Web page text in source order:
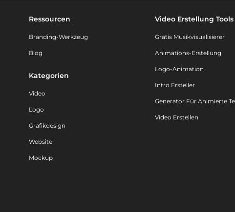
Ressourcen
Branding-Werkzeug
Blog
Kategorien
Video
Logo
Grafikdesign
Website
Mockup
Video Erstellung Tools
Gratis Musikvisualisierer
Animations-Erstellung
Logo-Animation
Intro Ersteller
Generator Für Animierte
Video Erstellen